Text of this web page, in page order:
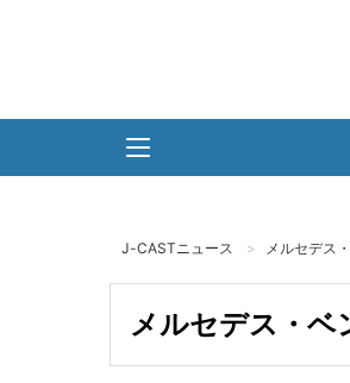
J-CASTニュース メルセデス
メルセデス・ベ